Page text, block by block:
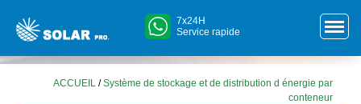
7x24H
Service rapide
ACCUEIL /Système de stockage et de distribution d énergie par
conteneur